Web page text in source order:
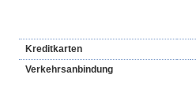
Kreditkarten
Verkehrsanbindung